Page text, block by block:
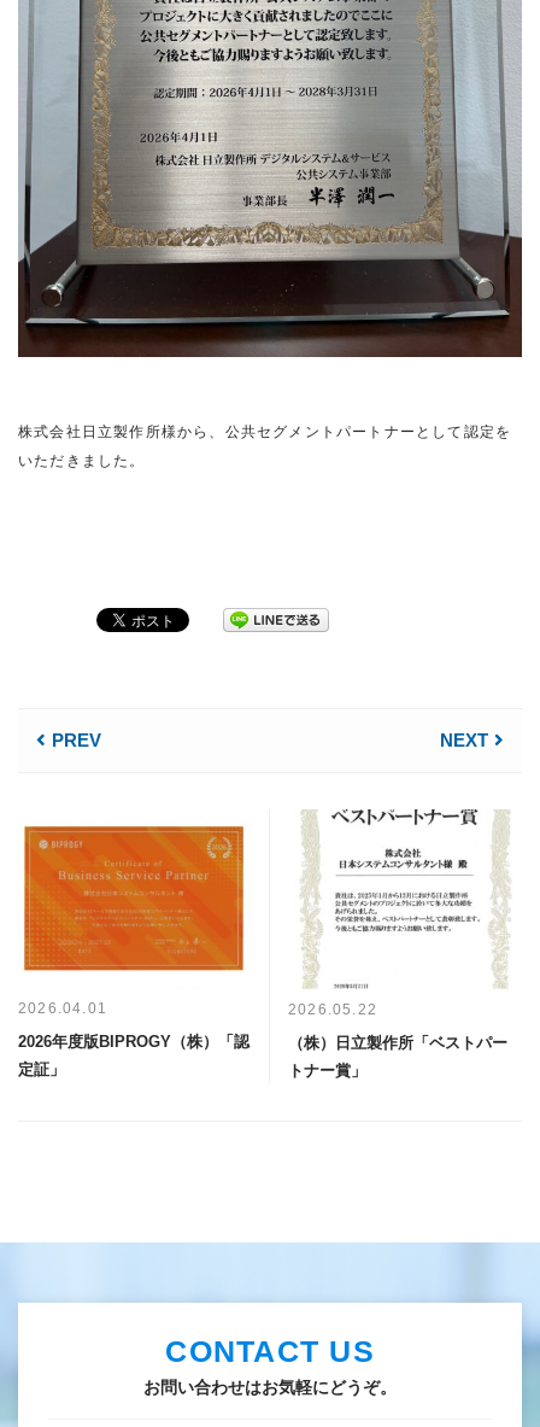
株式会社日立製作所様から、公共セグメントパートナーとして認定を
いただきました。
PREV NEXT
2026.04.01
2026年度版BIPROGY（株）「認
定証」
2026.05.22
（株）日立製作所「ベストパー
トナー賞」
CONTACT US
お問い合わせはお気軽にどうぞ。